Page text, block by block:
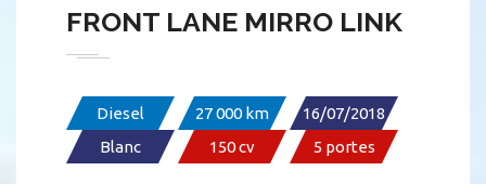
FRONT LANE MIRRO LINK
Diesel 27 000 km
16/07/2018
Blanc
150 cv 5 portes